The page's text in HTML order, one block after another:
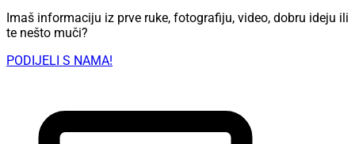
Imaš informaciju iz prve ruke, fotografiju, video, dobru ideju ili
te nešto muči?
PODIJELI S NAMA!